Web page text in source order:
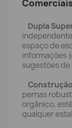
Dupla
espaço de
informações
sugestões
pernas
orgânico,
qualquer